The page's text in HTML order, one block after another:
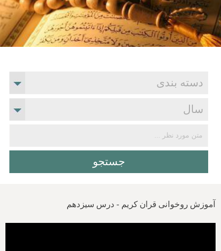
آموزش روخوانی قران کریم - درس سیزدهم